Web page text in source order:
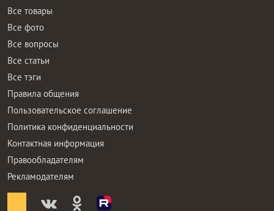
Все товары
Все фото
Все вопросы
Все статьи
Все тэги
Правила общения
Пользовательское соглашение
Политика конфиденциальности
Контактная информация
Правообладателям
Рекламодателям